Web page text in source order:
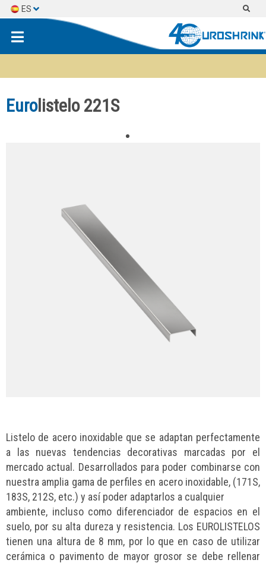
ES
Eurolistelo 221S
Listelo de acero inoxidable que se adaptan perfectamente
a las nuevas tendencias decorativas marcadas por el
mercado actual. Desarrollados para poder combinarse con
nuestra amplia gama de perfiles en acero inoxidable, (171S,
183S, 212S, etc.) y así poder adaptarlos a cualquier
ambiente, incluso como diferenciador de espacios en el
suelo, por su alta dureza y resistencia. Los EUROLISTELOS
tienen una altura de 8 mm, por lo que en caso de utilizar
cerámica o pavimento de mayor grosor se debe rellenar